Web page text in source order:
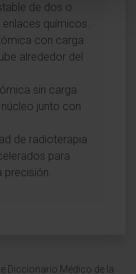
de dos o
químicos.
con carga
alrededor del
sin carga
junto con
de radioterapia
para
precisión.
Diccionario Médico de la